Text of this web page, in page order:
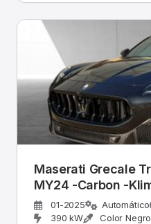
Maserati Grecale
MY24 -Carbon -
01-2025 Automático
390 kW
Color Negro